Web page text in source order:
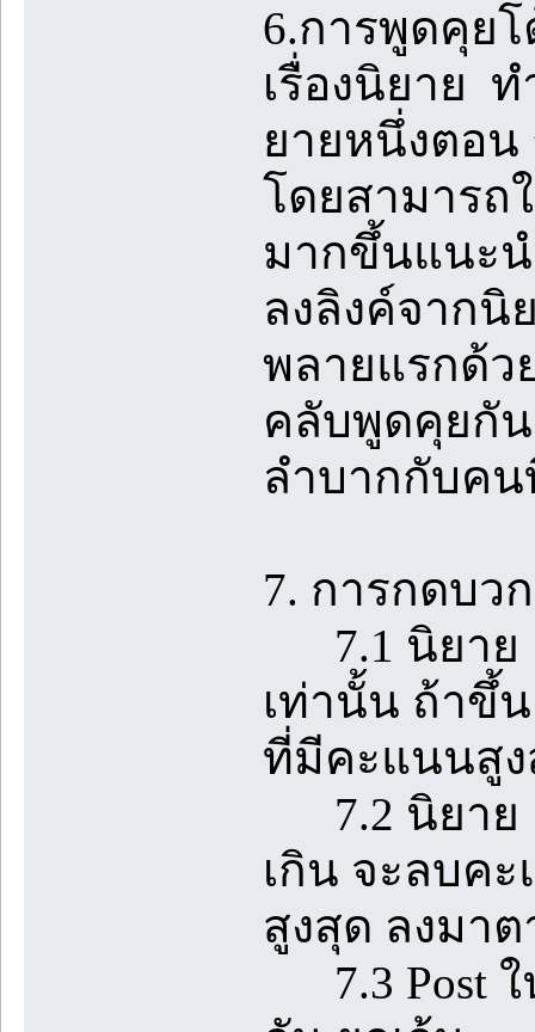
6.การพูดคุย
เรื่องนิยาย
ยายหนึ่งตอน
โดยสามารถ
มากขึ้นแนะน
ลงลิงค์จากนิ
พลายแรกด้ว
คลับพูดคุยกัน
ลำบากกับค
7. การกดบว
7.1 นิยาย
เท่านั้น ถ้าขึ้
ที่มีคะแนนสู
7.2 นิยาย 1
เกิน จะลบค
สูงสุด ลงมา
7.3 Post ใ